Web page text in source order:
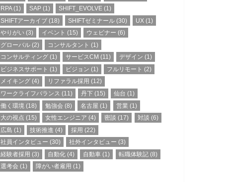
RPA(1) SAP (1) SHIFT_EVOLVE (1)
SHIFTアーカイブ (18) SHIFTゼミナール (30) UX (1)
やりがい (3) イベント (15) ウェビナー (6)
グローバル (2) コンサルタント (1)
コンサルティング (1) サービスCM (11) デザイン (1)
ビジネスサポート (1) ビジョン (1) フルリモート (2)
メイキング (4) リファラル採用 (12)
ワークライフバランス (11) 丹下 (15) 仙台 (1)
働く環境 (18) 勉強会 (8) 名古屋 (1) 営業 (1)
大の視点 (15) 女性エンジニア (4) 密談 (17) 対談 (6)
広島 (1) 技術推進 (4) 採用 (22)
社員インタビュー (30) 社外インタビュー (3)
経験者採用 (3) 自動化 (4) 自動車 (1) 転職体験記(8)
選考会 (1) 障がい者雇用 (1)